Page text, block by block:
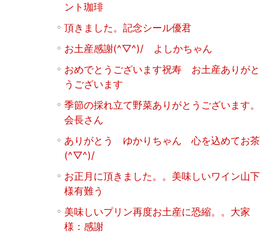
ント珈琲
頂きました。記念シール優君
お土産感謝(^▽^)/ よしかちゃん
おめでとうございます祝寿 お土産ありがと
うございます
季節の採れ立て野菜ありがとうございます。
会長さん
ありがとう ゆかりちゃん 心を込めてお茶
(^▽^)/
お正月に頂きました。。美味しいワイン山下
様有難う
美味しいプリン再度お土産に恐縮。。大家
様：感謝